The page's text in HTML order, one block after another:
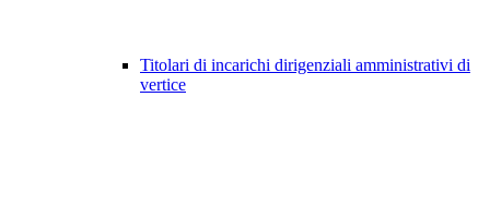
Titolari di incarichi dirigenziali amministrativi di
vertice